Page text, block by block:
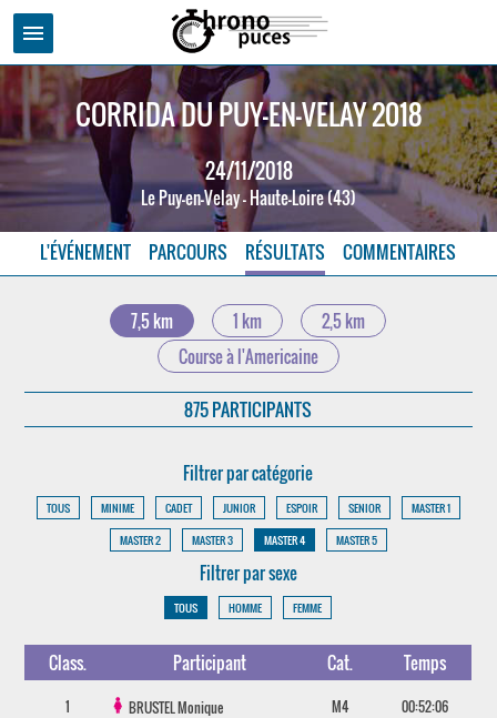
menu
CORRIDA DU PUY-EN-VELAY 2018
24/11/2018
Le Puy-en-Velay - Haute-Loire (43)
L'ÉVÉNEMENT PARCOURS RÉSULTATS COMMENTAIRES
7,5 km 1 km
2,5 km
Course à l'Americaine
875 PARTICIPANTS
Filtrer par catégorie
TOUS MINIME CADET JUNIOR ESPOIR SENIOR
MASTER 1
MASTER 2
MASTER 3 MASTER 4 MASTER 5
Filtrer par sexe
TOUS HOMME FEMME
Class. Participant Cat. Temps
1 BRUSTELMonique M4 00:52:06